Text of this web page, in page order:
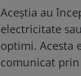
Aceștia au
electricitate
optimi. Acesta
comunicat prin